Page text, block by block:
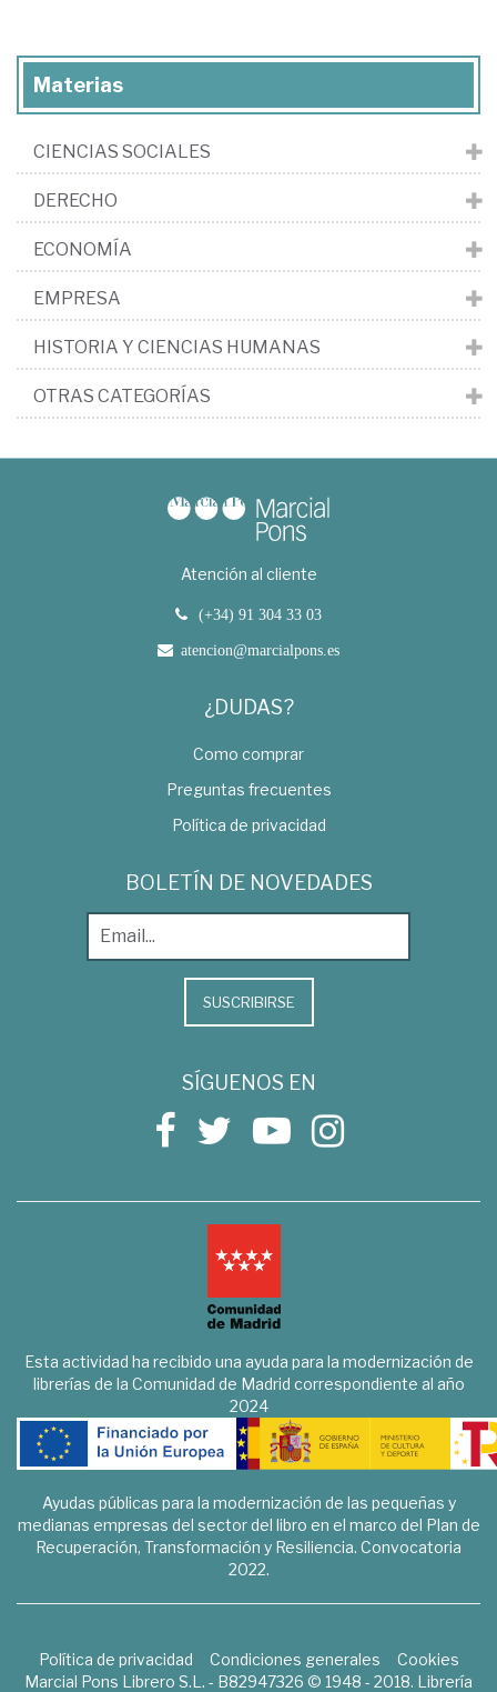
Materias
CIENCIAS SOCIALES
DERECHO
ECONOMÍA
EMPRESA
HISTORIA Y CIENCIAS HUMANAS
OTRAS CATEGORÍAS
Atención al cliente
(+34) 91 304 33 03
atencion@marcialpons.es
¿DUDAS?
Como comprar
Preguntas frecuentes
Política de privacidad
BOLETÍN DE NOVEDADES
SUSCRIBIRSE
SÍGUENOS EN
Esta actividad ha recibido una ayuda para la modernización de
librerías de la Comunidad de Madrid correspondiente al año
2024
Ayudas públicas para la modernización de las pequeñas y
medianas empresas del sector del libro en el marco del Plan de
Recuperación, Transformación y Resiliencia. Convocatoria
2022.
Política de privacidad Condiciones generales
Cookies
Marcial Pons Librero S.L. - B82947326 © 1948 - 2018. Librería